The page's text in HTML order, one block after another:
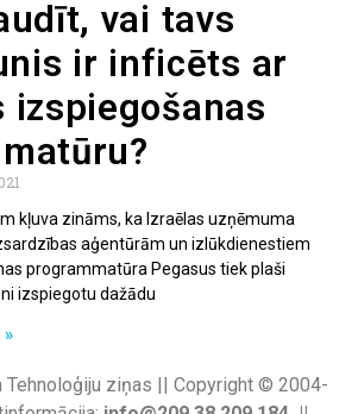
vai tavs
ir inficēts ar
izspiegošanas
kļuva zināms, ka Izraēlas uzņēmuma
aģentūrām un izlūkdienestiem
programmatūra Pegasus tiek plaši
izspiegotu dažādu
ziņas || Copyright © 2004-